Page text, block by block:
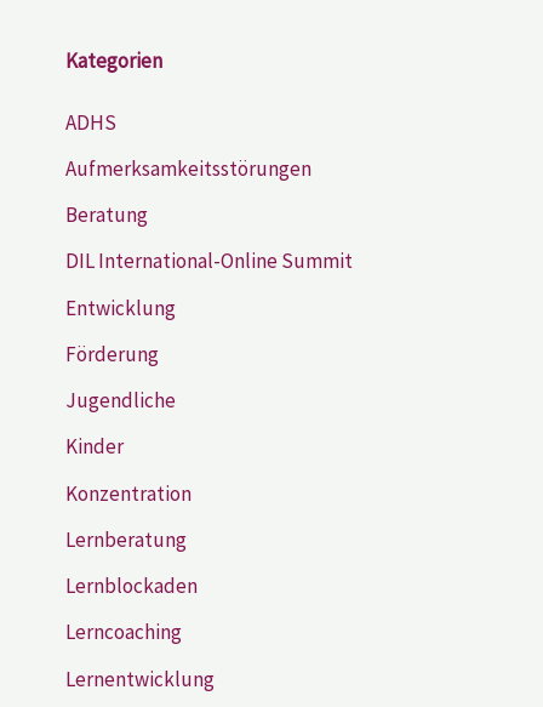
Kategorien
ADHS
Aufmerksamkeitsstörungen
Beratung
DIL International-Online Summit
Entwicklung
Förderung
Jugendliche
Kinder
Konzentration
Lernberatung
Lernblockaden
Lerncoaching
Lernentwicklung